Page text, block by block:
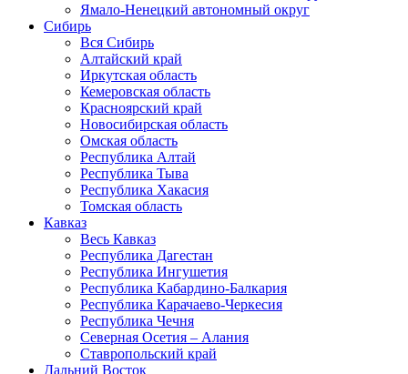
Ямало-Ненецкий автономный округ
Сибирь
Вся Сибирь
Алтайский край
Иркутская область
Кемеровская область
Красноярский край
Новосибирская область
Омская область
Республика Алтай
Республика Тыва
Республика Хакасия
Томская область
Кавказ
Весь Кавказ
Республика Дагестан
Республика Ингушетия
Республика Кабардино-Балкария
Республика Карачаево-Черкесия
Республика Чечня
Северная Осетия – Алания
Ставропольский край
Дальний Восток